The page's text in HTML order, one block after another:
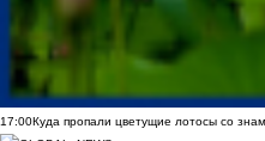
17:00Куда пропали цветущие лотосы со